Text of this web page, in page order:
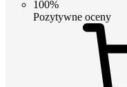
100%
Pozytywne oceny